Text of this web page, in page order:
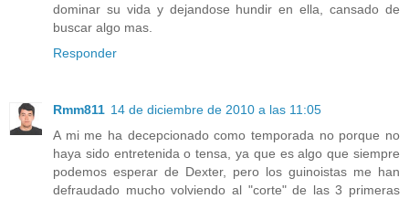
dominar su vida y dejandose hundir en ella, cansado de
buscar algo mas.
Responder
Rmm811 14 de diciembre de 2010 a las 11:05
A mi me ha decepcionado como temporada no porque no
haya sido entretenida o tensa, ya que es algo que siempre
podemos esperar de Dexter, pero los guinoistas me han
defraudado mucho volviendo al "corte" de las 3 primeras